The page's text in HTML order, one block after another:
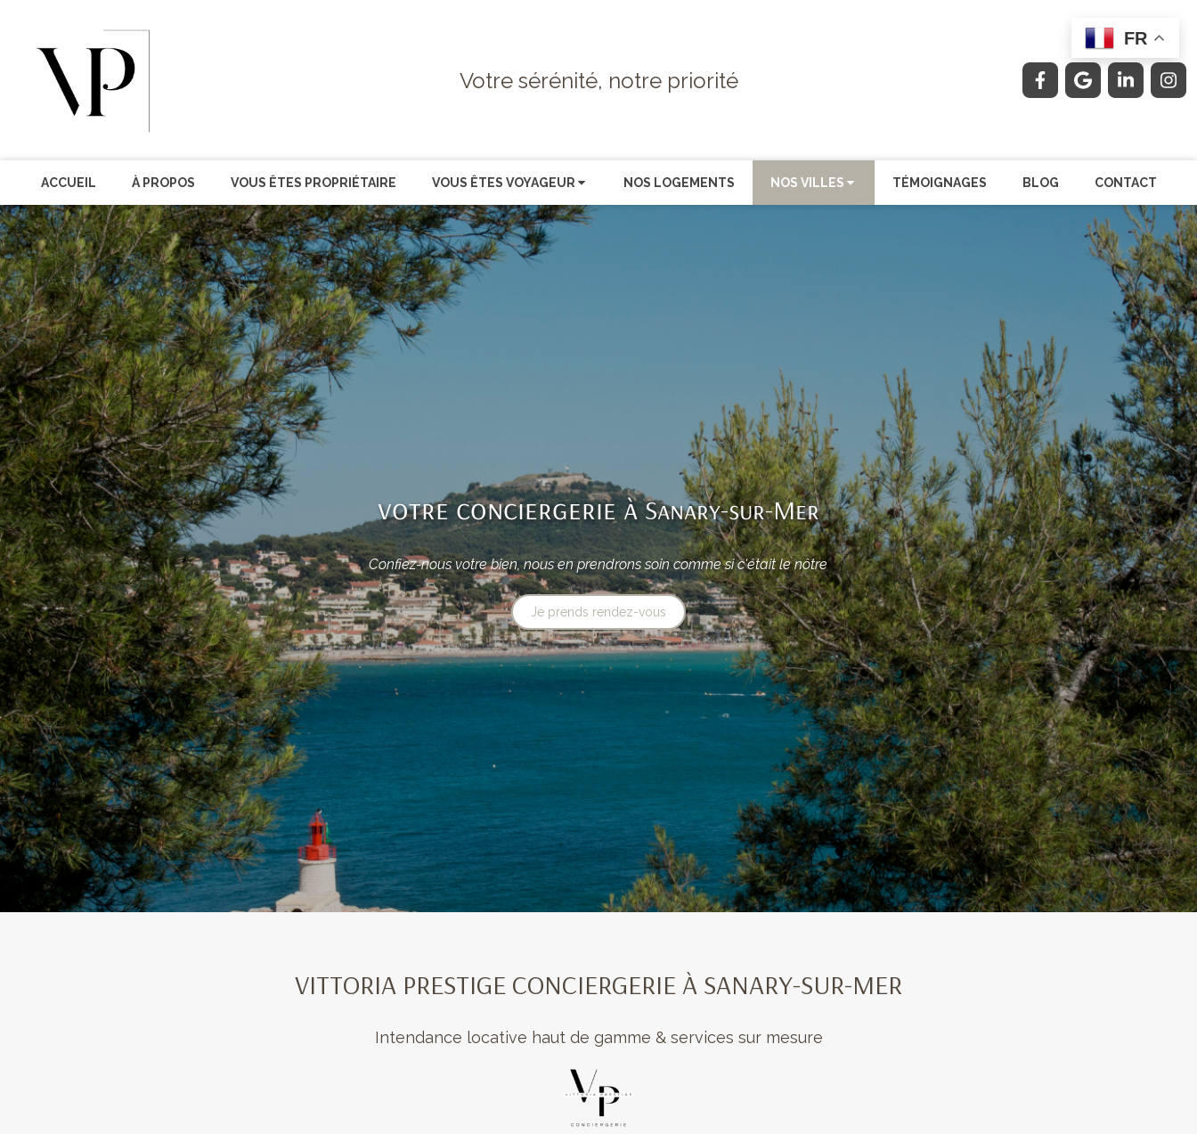
Votre sérénité, notre priorité
ACCUEIL À PROPOS VOUS ÊTES PROPRIÉTAIRE VOUS ÊTES VOYAGEUR NOS LOGEMENTS NOS VILLES TÉMOIGNAGES BLOG CONTACT
votre conciergerie àSanary-sur-Mer
Confiez-nous votre bien, nous en prendrons soin comme si c'était le nôtre
Je prends rendez-vous
VITTORIA PRESTIGE CONCIERGERIE À SANARY-SUR-MER
Intendance locative haut de gamme & services sur mesure
FR